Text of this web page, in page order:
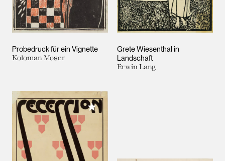
Probedruck für ein Vignette
Koloman Moser
Grete Wiesenthal in
Landschaft
Erwin Lang
Meiner Sammlung hinzufügen